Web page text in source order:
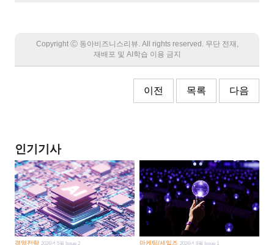
Copyright Ⓒ 동아비즈니스리뷰. All rights reserved. 무단 전재,
재배포 및 AI학습 이용 금지
이전 목록 다음
인기기사
경영전략 2026년 5월 Issue 2 마케팅/세일즈 2026년 8월 Issue 1